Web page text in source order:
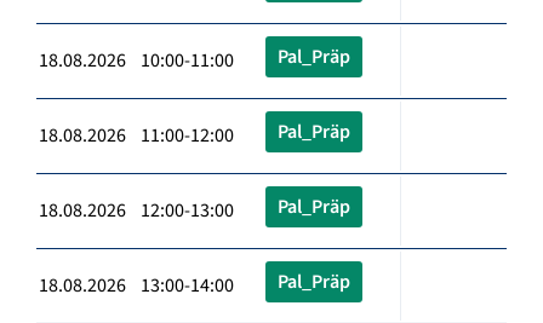
18.08.2026 10:00-11:00 Pal_Präp
18.08.2026 11:00-12:00 Pal_Präp
18.08.2026 12:00-13:00 Pal_Präp
18.08.2026 13:00-14:00 Pal_Präp